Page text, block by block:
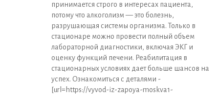
принимается строго в интересах пациента,
потому что алкоголизм — это болезнь,
разрушающая системы организма. Только в
стационаре можно провести полный объем
лабораторной диагностики, включая ЭКГ и
оценку функций печени. Реабилитация в
стационарных условиях дает больше шансов на
успех. Ознакомиться с деталями -
[url=https://vyvod-iz-zapoya-moskva1-